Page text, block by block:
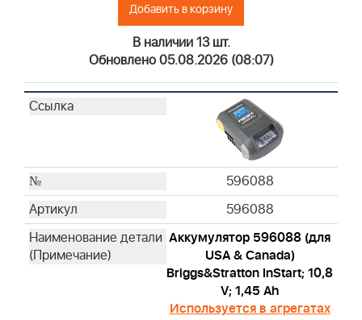
Добавить в корзину
В наличии 13 шт.
Обновлено 05.08.2026 (08:07)
596088
596088
Аккумулятор 596088 (для
USA & Canada)
Briggs&Stratton InStart; 10,8
V; 1,45 Ah
Используется в агрегатах